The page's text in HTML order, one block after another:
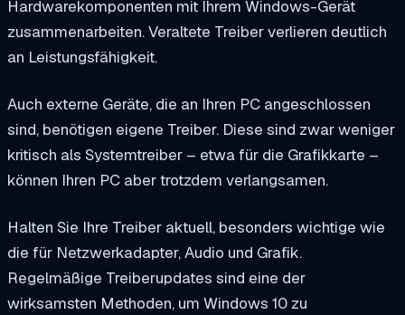
Hardwarekomponenten mit Ihrem Windows-Gerät
zusammenarbeiten. Veraltete Treiber verlieren deutlich
an Leistungsfähigkeit.
Auch externe Geräte, die an Ihren PC angeschlossen
sind, benötigen eigene Treiber. Diese sind zwar weniger
kritisch als Systemtreiber – etwa für die Grafikkarte –
können Ihren PC aber trotzdem verlangsamen.
Halten Sie Ihre Treiber aktuell, besonders wichtige wie
die für Netzwerkadapter, Audio und Grafik.
Regelmäßige Treiberupdates sind eine der
wirksamsten Methoden, um Windows 10 zu